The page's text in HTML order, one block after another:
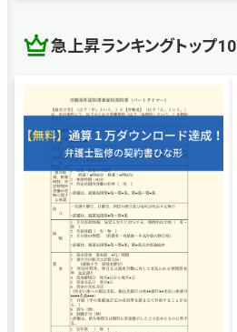
急上昇ランキングトップ10